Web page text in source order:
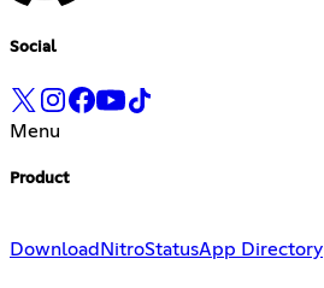
Social
Menu
Product
Download NitroStatusApp Directory